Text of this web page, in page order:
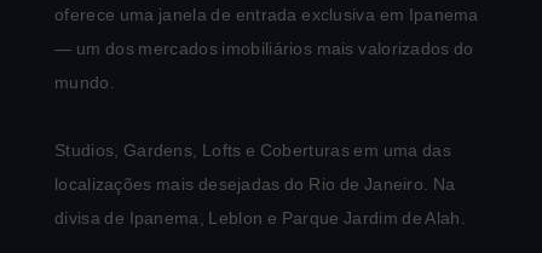
oferece uma janela de entrada exclusiva em Ipanema
— um dos mercados imobiliários mais valorizados do
mundo.
Studios, Gardens, Lofts e Coberturas em uma das
localizações mais desejadas do Rio de Janeiro. Na
divisa de Ipanema, Leblon e Parque Jardim de Alah.